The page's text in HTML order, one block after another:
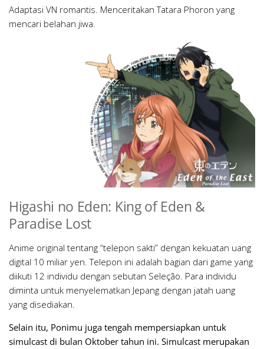
Adaptasi VN romantis. Menceritakan Tatara Phoron yang
mencari belahan jiwa.
Higashi no Eden: King of Eden &
Paradise Lost
Anime original tentang “telepon sakti” dengan kekuatan uang
digital 10 miliar yen. Telepon ini adalah bagian dari game yang
diikuti 12 individu dengan sebutan Seleção. Para individu
diminta untuk menyelematkan Jepang dengan jatah uang
yang disediakan.
Selain itu, Ponimu juga tengah mempersiapkan untuk
simulcast di bulan Oktober tahun ini. Simulcast merupakan